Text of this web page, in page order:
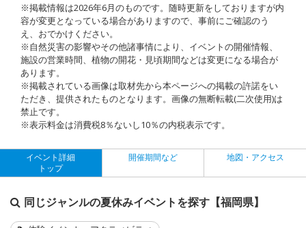
※掲載情報は2026年6月のものです。随時更新をしておりますが内
容が変更となっている場合がありますので、事前にご確認のう
え、おでかけください。
※自然災害の影響やその他諸事情により、イベントの開催情報、
施設の営業時間、植物の開花・見頃期間などは変更になる場合が
あります。
※掲載されている画像は取材先から本ページへの掲載の許諾をい
ただき、提供されたものとなります。画像の無断転載(二次使用)は
禁止です。
※表示料金は消費税8％ないし10％の内税表示です。
イベント詳細
トップ
開催期間など 地図・アクセス
同じジャンルの夏休みイベントを探す【福岡県】